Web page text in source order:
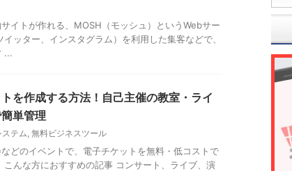
イトが作れる、MOSH（モッシュ）というWebサー
ッター、インスタグラム）を利用した集客などで、
...
を作成する方法！自己主催の教室・ライ
単管理
テム 無料ビジネスツール
どのイベントで、電子チケットを無料・低コストで
んな方におすすめの記事 コンサート、ライブ、演